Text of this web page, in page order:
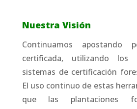
Nuestra Visión
Continuamos apostando
certificada, utilizando los
sistemas de certificación
El uso continuo de estas
que las plantaciones